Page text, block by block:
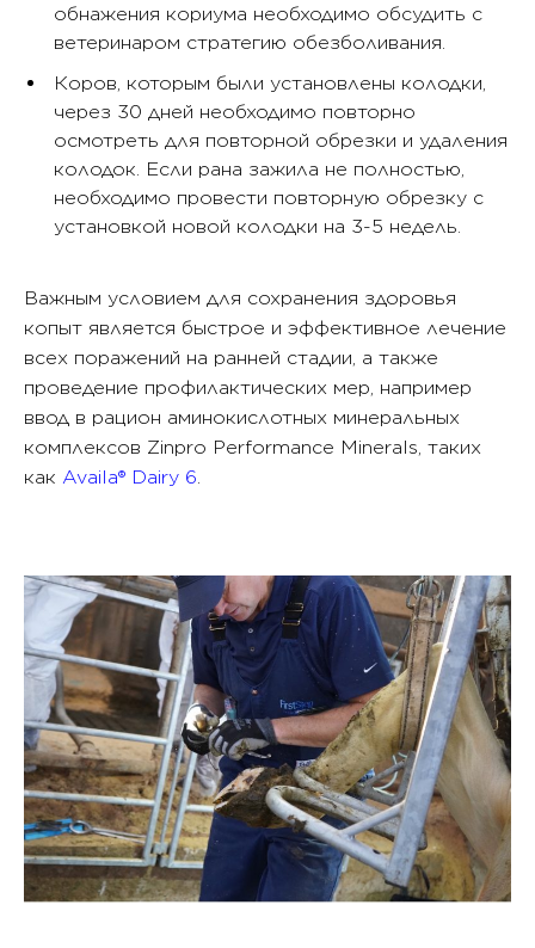
обнажения кориума необходимо обсудить с
ветеринаром стратегию обезболивания.
Коров, которым были установлены колодки,
через 30 дней необходимо повторно
осмотреть для повторной обрезки и удаления
колодок. Если рана зажила не полностью,
необходимо провести повторную обрезку с
установкой новой колодки на 3-5 недель.
Важным условием для сохранения здоровья
копыт является быстрое и эффективное лечение
всех поражений на ранней стадии, а также
проведение профилактических мер, например
ввод в рацион аминокислотных минеральных
комплексов Zinpro Performance Minerals, таких
как Availa® Dairy 6.